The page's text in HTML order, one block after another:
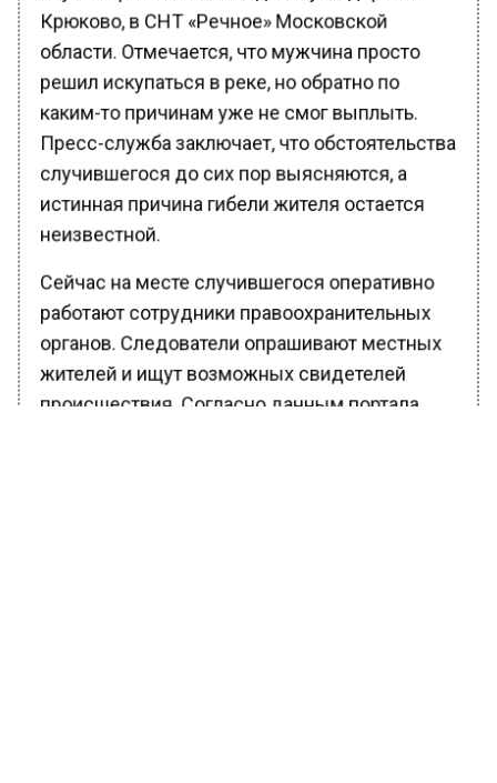
Крюково, в СНТ «Речное» Московской
области. Отмечается, что мужчина просто
решил искупаться в реке, но обратно по
каким-то причинам уже не смог выплыть.
Пресс-служба заключает, что обстоятельства
случившегося до сих пор выясняются, а
истинная причина гибели жителя остается
неизвестной.
Сейчас на месте случившегося оперативно
работают сотрудники правоохранительных
органов. Следователи опрашивают местных
жителей и ищут возможных свидетелей
происшествия. Согласно данным портала,